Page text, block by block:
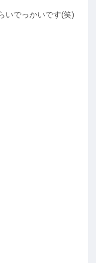
いでっかいです(笑)